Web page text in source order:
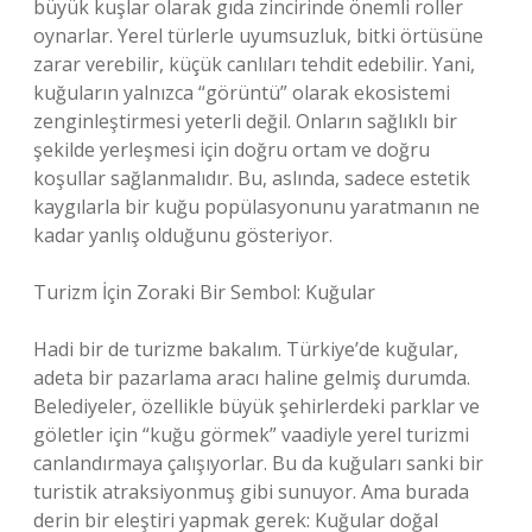
büyük kuşlar olarak gıda zincirinde önemli roller
oynarlar. Yerel türlerle uyumsuzluk, bitki örtüsüne
zarar verebilir, küçük canlıları tehdit edebilir. Yani,
kuğuların yalnızca “görüntü” olarak ekosistemi
zenginleştirmesi yeterli değil. Onların sağlıklı bir
şekilde yerleşmesi için doğru ortam ve doğru
koşullar sağlanmalıdır. Bu, aslında, sadece estetik
kaygılarla bir kuğu popülasyonunu yaratmanın ne
kadar yanlış olduğunu gösteriyor.
Turizm İçin Zoraki Bir Sembol: Kuğular
Hadi bir de turizme bakalım. Türkiye’de kuğular,
adeta bir pazarlama aracı haline gelmiş durumda.
Belediyeler, özellikle büyük şehirlerdeki parklar ve
göletler için “kuğu görmek” vaadiyle yerel turizmi
canlandırmaya çalışıyorlar. Bu da kuğuları sanki bir
turistik atraksiyonmuş gibi sunuyor. Ama burada
derin bir eleştiri yapmak gerek: Kuğular doğal